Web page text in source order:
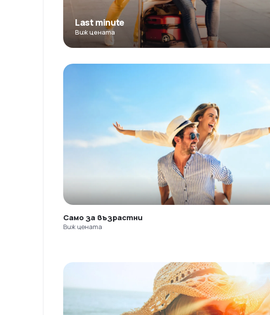
Last minute
Виж цената
Само за възрастни
Виж цената